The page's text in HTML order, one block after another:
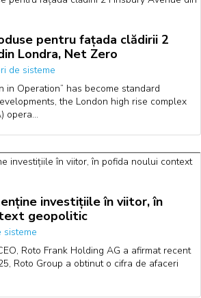
pentru fațada clădirii 2
Londra, Net Zero
de sisteme
in Operation” has become standard
the London high rise complex
opera…
investițiile în viitor, în
geopolitic
sisteme
Roto Frank Holding AG a afirmat recent
Roto Group a obtinut o cifra de afaceri